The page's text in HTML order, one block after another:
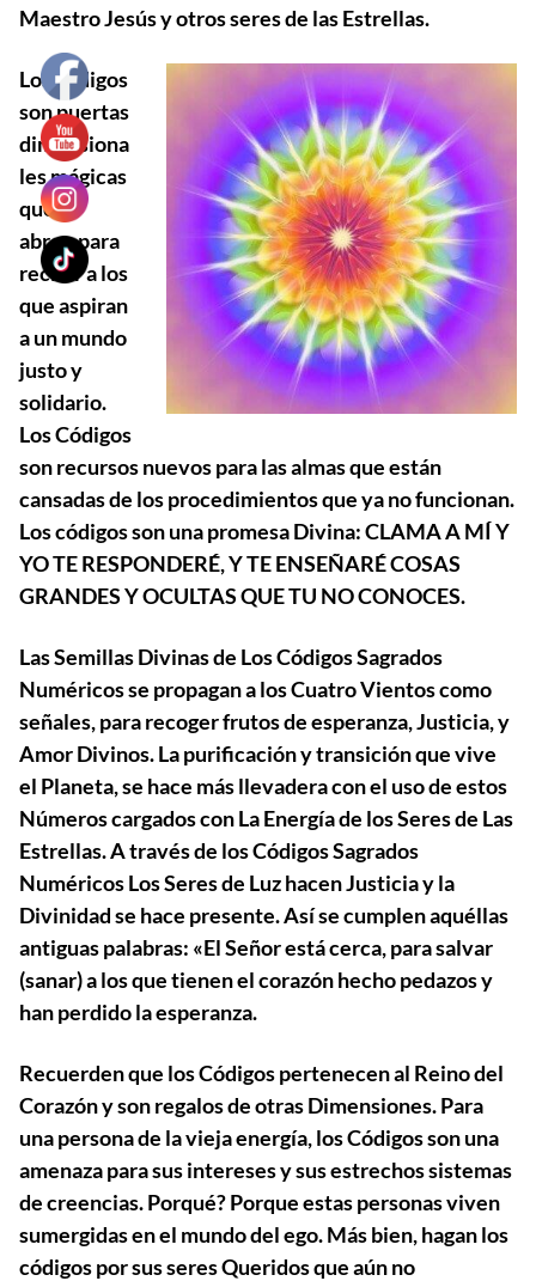
Maestro Jesús y otros seres de las Estrellas.
Los códigos
son puertas
dimensiona
les mágicas
que se
abren para
recibir a los
que aspiran
a un mundo
justo y
solidario.
Los Códigos
son recursos nuevos para las almas que están
cansadas de los procedimientos que ya no funcionan.
Los códigos son una promesa Divina: CLAMA A MÍ Y
YO TE RESPONDERÉ, Y TE ENSEÑARÉ COSAS
GRANDES Y OCULTAS QUE TU NO CONOCES.
Las Semillas Divinas de Los Códigos Sagrados
Numéricos se propagan a los Cuatro Vientos como
señales, para recoger frutos de esperanza, Justicia, y
Amor Divinos. La purificación y transición que vive
el Planeta, se hace más llevadera con el uso de estos
Números cargados con La Energía de los Seres de Las
Estrellas. A través de los Códigos Sagrados
Numéricos Los Seres de Luz hacen Justicia y la
Divinidad se hace presente. Así se cumplen aquéllas
antiguas palabras: «El Señor está cerca, para salvar
(sanar) a los que tienen el corazón hecho pedazos y
han perdido la esperanza.
Recuerden que los Códigos pertenecen al Reino del
Corazón y son regalos de otras Dimensiones. Para
una persona de la vieja energía, los Códigos son una
amenaza para sus intereses y sus estrechos sistemas
de creencias. Porqué? Porque estas personas viven
sumergidas en el mundo del ego. Más bien, hagan los
códigos por sus seres Queridos que aún no